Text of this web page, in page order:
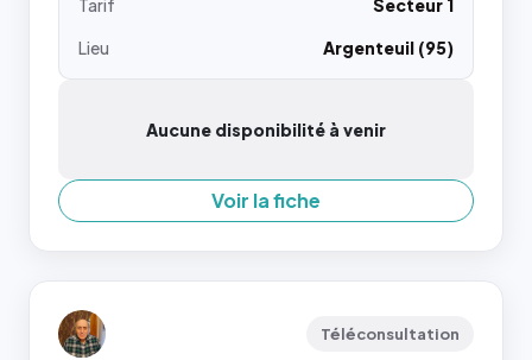
Tarif
Secteur 1
Lieu
Argenteuil (95)
Aucune disponibilité à venir
Voir la fiche
Téléconsultation